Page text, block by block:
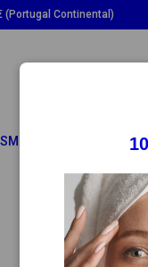
(Portugal Continental)
TOGGLE
ARNIGEL